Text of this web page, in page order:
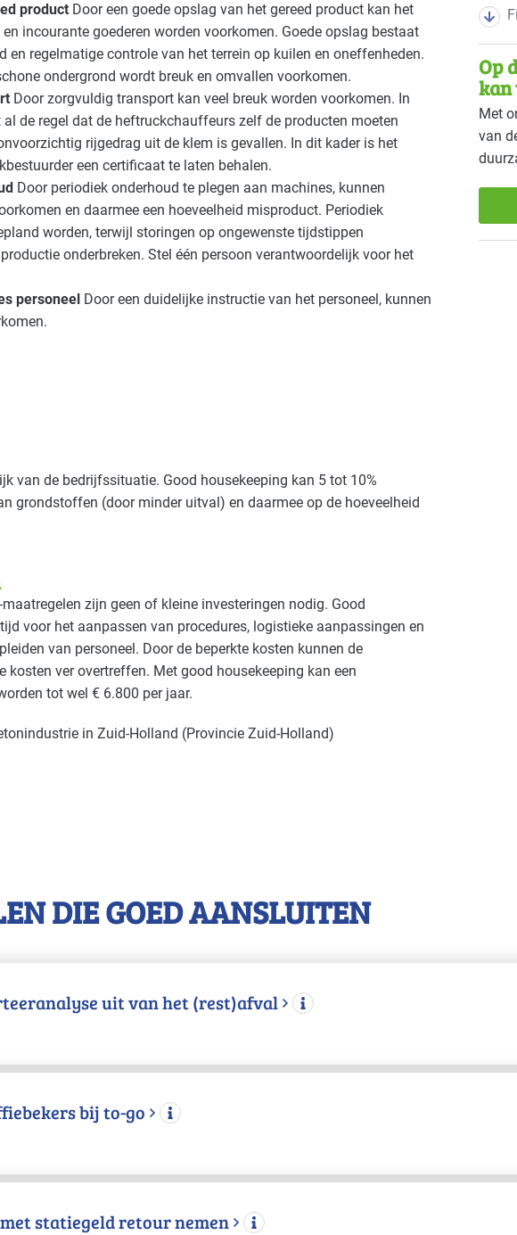
product Door een goede opslag van het gereed product kan het
incourante goederen worden voorkomen. Goede opslag bestaat
en regelmatige controle van het terrein op kuilen en oneffenheden.
ondergrond wordt breuk en omvallen voorkomen.
Door zorgvuldig transport kan veel breuk worden voorkomen. In
de regel dat de heftruckchauffeurs zelf de producten moeten
rijgedrag uit de klem is gevallen. In dit kader is het
een certificaat te laten behalen.
Door periodiek onderhoud te plegen aan machines, kunnen
en daarmee een hoeveelheid misproduct. Periodiek
worden, terwijl storingen op ongewenste tijdstippen
onderbreken. Stel één persoon verantwoordelijk voor het
personeel Door een duidelijke instructie van het personeel, kunnen
van de bedrijfssituatie. Good housekeeping kan 5 tot 10%
grondstoffen (door minder uitval) en daarmee op de hoeveelheid
zijn geen of kleine investeringen nodig. Good
voor het aanpassen van procedures, logistieke aanpassingen en
van personeel. Door de beperkte kosten kunnen de
kosten ver overtreffen. Met good housekeeping kan een
tot wel € 6.800 per jaar.
in Zuid-Holland (Provincie Zuid-Holland)
Op
kan
Met
van
DIE GOED AANSLUITEN
uit van het (rest)afval
bij to-go
statiegeld retour nemen